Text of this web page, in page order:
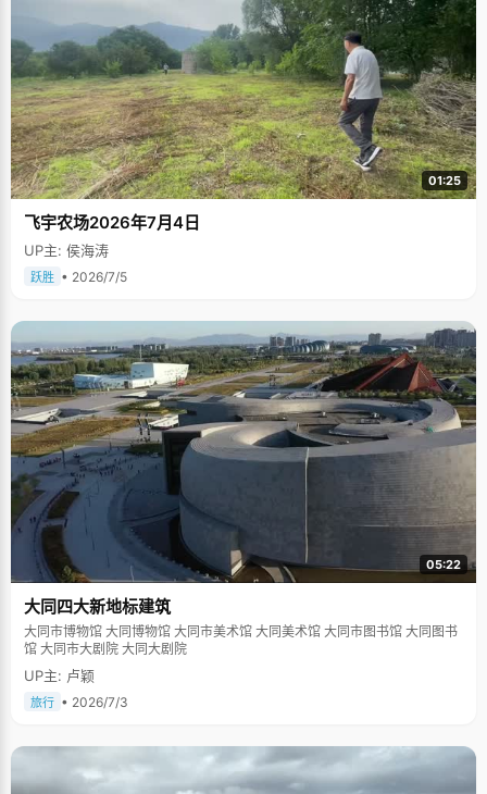
01:25
飞宇农场2026年7月4日
UP主: 侯海涛
跃胜 • 2026/7/5
05:22
大同四大新地标建筑
大同市博物馆 大同博物馆 大同市美术馆 大同美术馆 大同市图书馆 大同图书
馆 大同市大剧院 大同大剧院
UP主: 卢颖
旅行 • 2026/7/3